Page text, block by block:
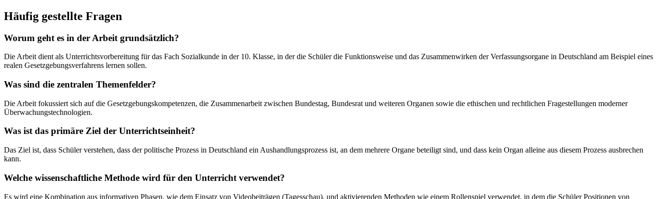
Häufig gestellte Fragen
Worum geht es in der Arbeit grundsätzlich?
Die Arbeit dient als Unterrichtsvorbereitung für das Fach Sozialkunde in der 10. Klasse, in der die Schüler die Funktionsweise und das Zusammenwirken der Verfassungsorgane in Deutschland am Beispiel eines
realen Gesetzgebungsverfahrens lernen sollen.
Was sind die zentralen Themenfelder?
Die Arbeit fokussiert sich auf die Gesetzgebungskompetenzen, die Zusammenarbeit zwischen Bundestag, Bundesrat und weiteren Organen sowie die ethischen und rechtlichen Fragestellungen moderner
Überwachungstechnologien.
Was ist das primäre Ziel der Unterrichtseinheit?
Das Ziel ist, dass Schüler verstehen, dass der politische Prozess in Deutschland ein Aushandlungsprozess ist, an dem mehrere Organe beteiligt sind, und dass kein Organ alleine aus diesem Prozess ausbrechen
kann.
Welche wissenschaftliche Methode wird für den Unterricht verwendet?
Es wird eine Kombination aus informativen Phasen, wie dem Einsatz von Videobeiträgen (Tagesschau), und aktivierenden Methoden wie einem Rollenspiel verwendet, in dem die Schüler Positionen von